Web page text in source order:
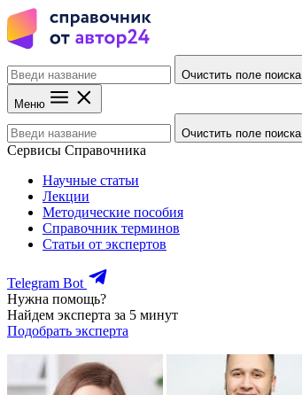
Очистить поле поиска
Меню
Очистить поле поиска
Сервисы Справочника
Научные статьи
Лекции
Методические пособия
Справочник терминов
Статьи от экспертов
Telegram Bot
Нужна помощь?
Найдем эксперта за 5 минут
Подобрать эксперта